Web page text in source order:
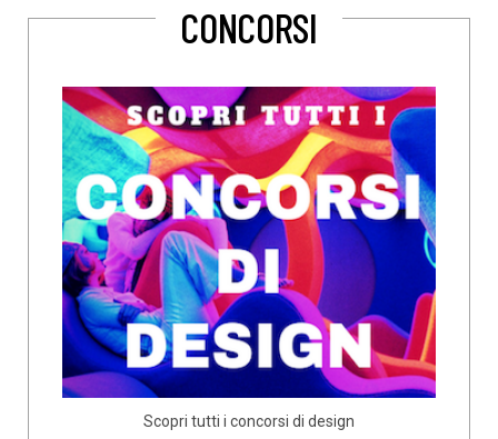
CONCORSI
Scopri tutti i concorsi di design